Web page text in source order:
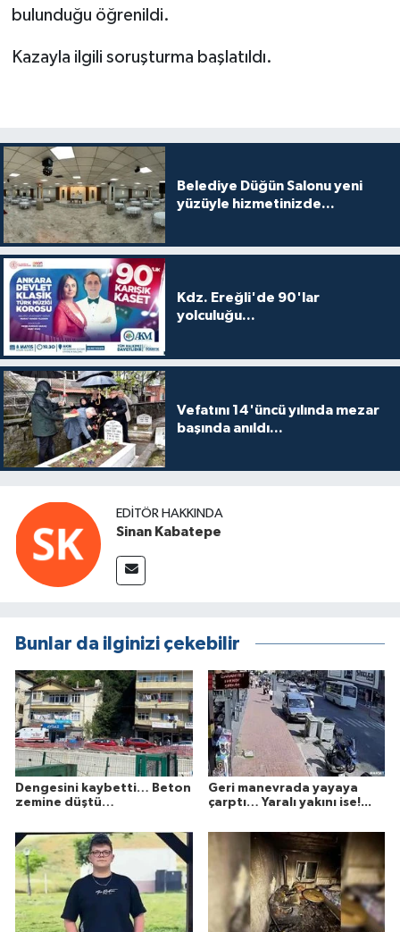
bulunduğu öğrenildi.
Kazayla ilgili soruşturma başlatıldı.
Belediye Düğün Salonu yeni
yüzüyle hizmetinizde...
Kdz. Ereğli'de 90'lar
yolculuğu...
Vefatını 14'üncü yılında mezar
başında anıldı...
EDITÖR HAKKINDA
Sinan Kabatepe
Bunlar da ilginizi çekebilir
Dengesini kaybetti… Beton
zemine düştü…
Geri manevrada yayaya
çarptı… Yaralı yakını ise!...